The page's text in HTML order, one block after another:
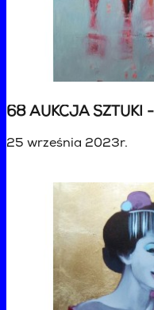
25 września 2023r.